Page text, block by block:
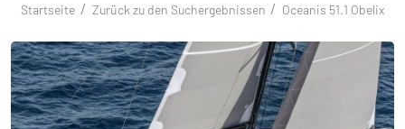
Startseite Zurück zu den Suchergebnissen Oceanis 51.1 Obelix